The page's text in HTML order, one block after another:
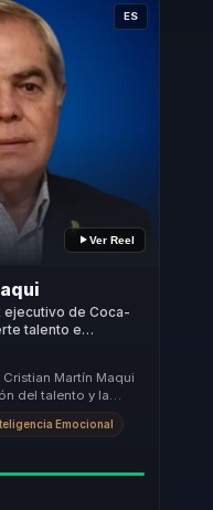
ES
Ver Reel
ejecutivo de Coca-
talento e
cohesión para
Martín Maqui
del talento y la
herramientas concr...
Emocional